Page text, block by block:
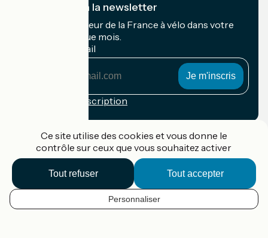
FR
Je m'abonne à la newsletter
Recevez le meilleur de la France à vélo dans votre
boîte mail chaque mois.
Mon adresse mail
Conditions d'inscription
Accueil Vélo Pro
Contact
Mentions légales
Ce site utilise des cookies et vous donne le
contrôle sur ceux que vous souhaitez activer
Tout accepter
Tout refuser
Personnaliser